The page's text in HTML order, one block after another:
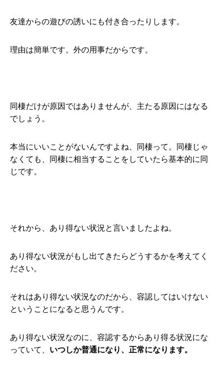
友達からの遊びの誘いにも付き合ったりします。
理由は簡単です。外の用事だからです。
同棲だけが原因ではありませんが、主たる原因にはなる
でしょう。
本当にいいことがないんですよね、同棲って。同棲じゃ
なくても、同棲に相当することをしていたら基本的に同
じです。
それから、あり得ない状況と言いましたよね。
あり得ない状況がもし出てきたらどうするかを考えてく
ださい。
それはあり得ない状況なのだから、容認してはいけない
ということになると思うんです。
あり得ない状況なのに、容認するからあり得る状況にな
っていて、 いつしか普通になり、正常になります。